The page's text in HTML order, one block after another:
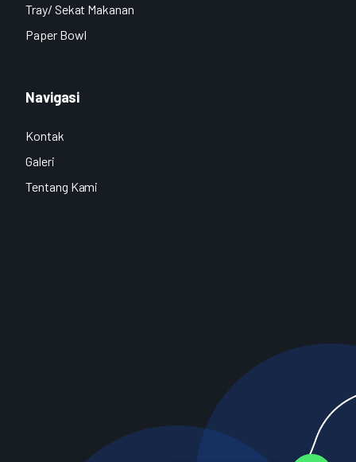
Tray/ Sekat Makanan
Paper Bowl
Navigasi
Kontak
Galeri
Tentang Kami